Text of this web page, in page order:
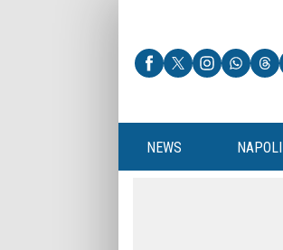
NEWS NAPOLI